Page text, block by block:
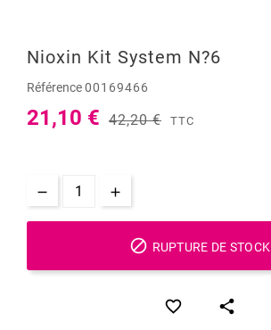
Nioxin Kit System N?6
Référence00169466
21,10 € 42,20 € TTC
 RUPTURE DE STOCK
 